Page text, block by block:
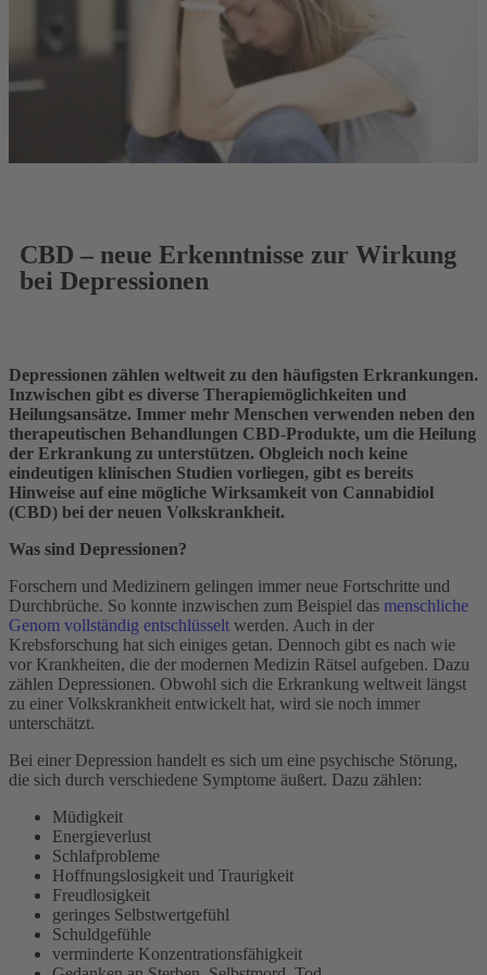
CBD – neue Erkenntnisse zur Wirkung
bei Depressionen
Depressionen zählen weltweit zu den häufigsten Erkrankungen.
Inzwischen gibt es diverse Therapiemöglichkeiten und
Heilungsansätze. Immer mehr Menschen verwenden neben den
therapeutischen Behandlungen CBD-Produkte, um die Heilung
der Erkrankung zu unterstützen. Obgleich noch keine
eindeutigen klinischen Studien vorliegen, gibt es bereits
Hinweise auf eine mögliche Wirksamkeit von Cannabidiol
(CBD) bei der neuen Volkskrankheit.
Was sind Depressionen?
Forschern und Medizinern gelingen immer neue Fortschritte und
Durchbrüche. So konnte inzwischen zum Beispiel das menschliche
Genom vollständig entschlüsselt werden. Auch in der
Krebsforschung hat sich einiges getan. Dennoch gibt es nach wie
vor Krankheiten, die der modernen Medizin Rätsel aufgeben. Dazu
zählen Depressionen. Obwohl sich die Erkrankung weltweit längst
zu einer Volkskrankheit entwickelt hat, wird sie noch immer
unterschätzt.
Bei einer Depression handelt es sich um eine psychische Störung,
die sich durch verschiedene Symptome äußert. Dazu zählen:
Müdigkeit
Energieverlust
Schlafprobleme
Hoffnungslosigkeit und Traurigkeit
Freudlosigkeit
geringes Selbstwertgefühl
Schuldgefühle
verminderte Konzentrationsfähigkeit